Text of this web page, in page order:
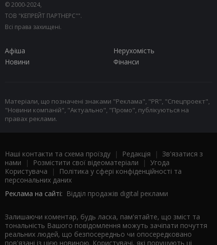
© 2000-2024,
ТОВ "КЕПРЕЙТ ПАРТНЕРС"".
Всі права захищені.
Афіша
Нерухомість
Новини
Фінанси
Матеріали, що позначені знаками "Реклама", "PR", "Спецпроект",
"Новини компаній", "Актуально", "Промо", публікуються на
правах реклами.
Наші контакти та схема проїзду | Редакція | Зв'язатися з
нами | Розмістити свої відеоматеріали | Угода
Користувача |
Політика у сфері конфіденційності та
персональних даних
Реклама на сайті: Відділ продажів digital реклами
Залишаючи коментар, будь ласка, пам'ятайте, що зміст та
тональність Вашого повідомлення можуть зачіпати почуття
реальних людей, що безпосередньо чи опосередковано
пов'язані із цією новиною. Користувачі, які порушують ці